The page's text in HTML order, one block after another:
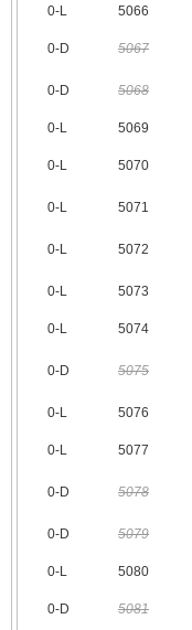
0‑L 5066
0‑D 5067
0‑D 5068
0‑L 5069
0‑L 5070
0‑L 5071
0‑L 5072
0‑L 5073
0‑L 5074
0‑D 5075
0‑L 5076
0‑L 5077
0‑D 5078
0‑D 5079
0‑L 5080
0‑D 5081